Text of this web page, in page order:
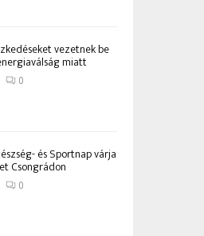
vezetnek be
miatt
0
és Sportnap várja
Csongrádon
0